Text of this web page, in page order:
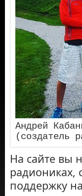
Андрей
(создатель
На сайте вы
радиониках,
поддержку на